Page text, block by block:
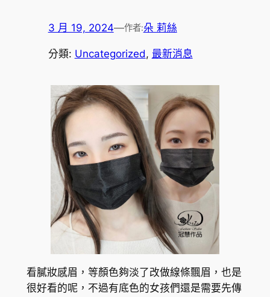
3 月 19, 2024—作者:朵 莉絲
分類: Uncategorized, 最新消息
看膩妝感眉，等顏色夠淡了改做線條飄眉，也是
很好看的呢，不過有底色的女孩們還是需要先傳